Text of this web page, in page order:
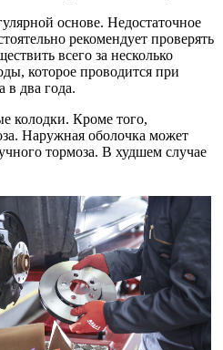
основе. Недостаточное
рекомендует проверять
всего за несколько
которое проводится при
в два года.
колодки. Кроме того,
Наружная оболочка может
тормоза. В худшем случае